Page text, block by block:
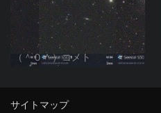
（＾０＾）コメト
サイトマップ